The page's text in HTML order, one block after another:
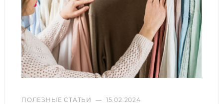
ПОЛЕЗНЫЕ СТАТЬИ — 15.02.2024